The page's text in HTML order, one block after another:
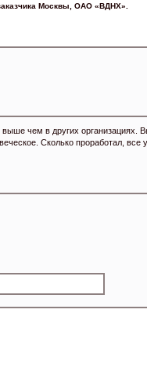
Москвы, ОАО «ВДНХ».
чем в других
Сколько проработал,